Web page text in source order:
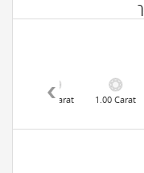
1.20 Carat 1.00 Carat